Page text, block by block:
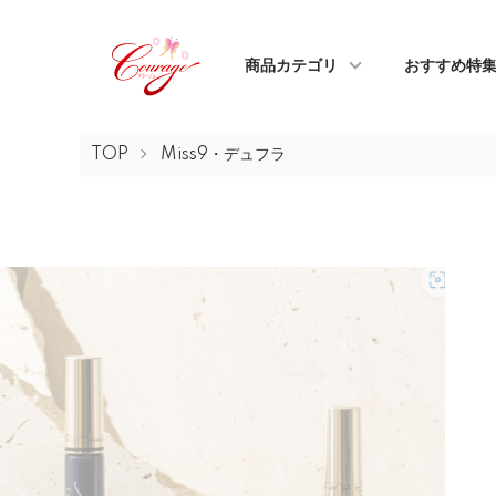
商品カテゴリ おすすめ特
TOP Miss9・デュフラ